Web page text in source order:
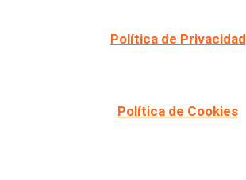
Política de Privacidad
Política de Cookies